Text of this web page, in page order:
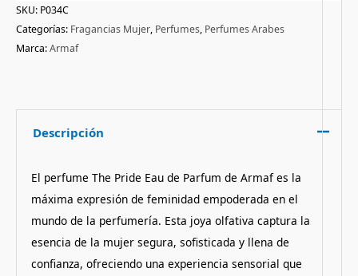
SKU: P034C
Categorías: Fragancias Mujer, Perfumes, Perfumes Arabes
Marca:Armaf
Descripción
El perfume The Pride Eau de Parfum de Armaf es la
máxima expresión de feminidad empoderada en el
mundo de la perfumería. Esta joya olfativa captura la
esencia de la mujer segura, sofisticada y llena de
confianza, ofreciendo una experiencia sensorial que